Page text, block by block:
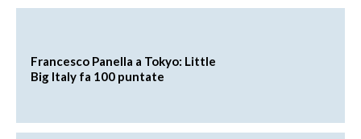
Francesco Panella a Tokyo: Little
Big Italy fa 100 puntate